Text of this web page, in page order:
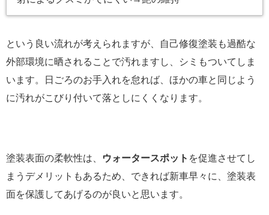
という良い流れが考えられますが、自己修復塗装も過酷な
外部環境に晒されることで汚れますし、シミもついてしま
います。日ごろのお手入れを怠れば、ほかの車と同じよう
に汚れがこびり付いて落としにくくなります。
塗装表面の柔軟性は、 ウォータースポット を促進させてし
まうデメリットもあるため、できれば新車早々に、塗装表
面を保護してあげるのが良いと思います。